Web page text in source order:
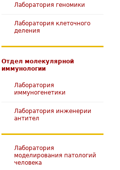
Лаборатория геномики
Лаборатория клеточного
деления
Отдел молекулярной
иммунологии
Лаборатория
иммуногенетики
Лаборатория инженерии
антител
Лаборатория
моделирования патологий
человека